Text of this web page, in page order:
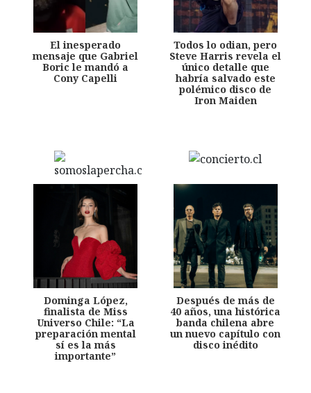
El inesperado
mensaje que Gabriel
Boric le mandó a
Cony Capelli
Todos lo odian, pero
Steve Harris revela el
único detalle que
habría salvado este
polémico disco de
Iron Maiden
Dominga López,
finalista de Miss
Universo Chile: “La
preparación mental
sí es la más
importante”
Después de más de
40 años, una histórica
banda chilena abre
un nuevo capítulo con
disco inédito